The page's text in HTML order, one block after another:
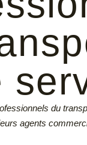
du
agents